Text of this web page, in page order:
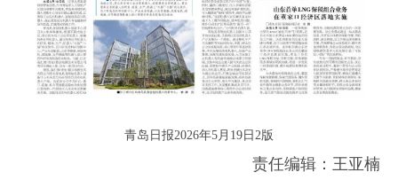
青岛日报2026年5月19日2版
责任编辑：王亚楠